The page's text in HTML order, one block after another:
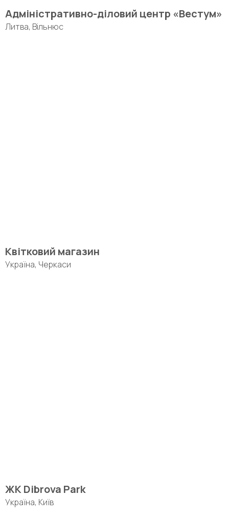
Адміністративно-діловий центр «Вестум»
Литва, Вільнюс
Квітковий магазин
Україна, Черкаси
ЖК Dibrova Park
Україна, Київ